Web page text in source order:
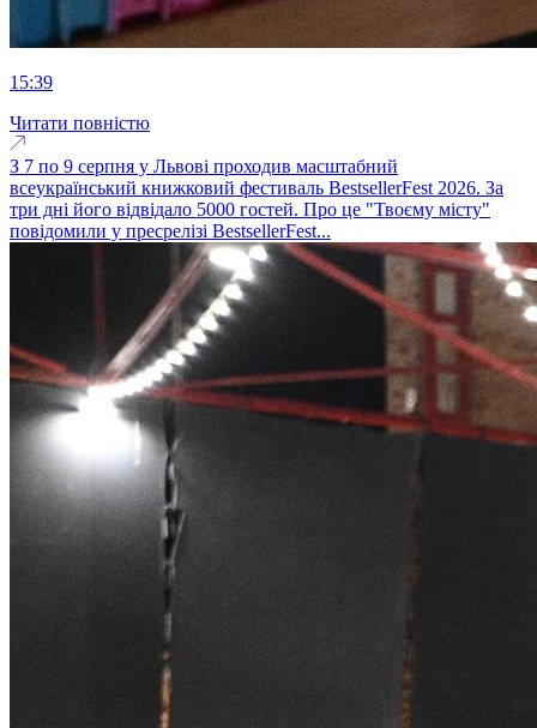
15:39
Читати повністю
З 7 по 9 серпня у Львові проходив масштабний
всеукраїнський книжковий фестиваль BestsellerFest 2026. За
три дні його відвідало 5000 гостей. Про це "Твоєму місту"
повідомили у пресрелізі BestsellerFest...